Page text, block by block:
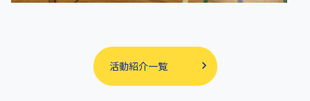
活動紹介一覧